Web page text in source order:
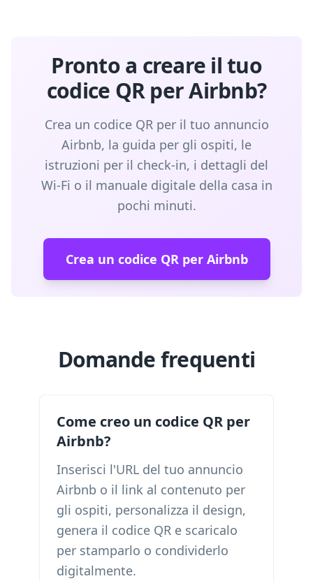
Pronto a creare il tuo
codice QR per Airbnb?
Crea un codice QR per il tuo annuncio
Airbnb, la guida per gli ospiti, le
istruzioni per il check-in, i dettagli del
Wi-Fi o il manuale digitale della casa in
pochi minuti.
Crea un codice QR per Airbnb
Domande frequenti
Come creo un codice QR per
Airbnb?
Inserisci l'URL del tuo annuncio
Airbnb o il link al contenuto per
gli ospiti, personalizza il design,
genera il codice QR e scaricalo
per stamparlo o condividerlo
digitalmente.